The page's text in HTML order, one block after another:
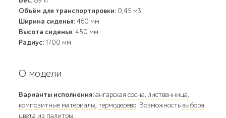
Объём для транспортировки: 0,45 м3
Ширина сиденья:460 мм
Высота сиденья:450 мм
Радиус:1700 мм
О модели
Варианты исполнения:ангарская сосна,лиственница,
композитные материалы,термодерево. Возможность выбора
цвета из палитры.